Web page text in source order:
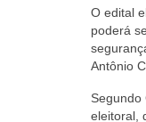
O edital
poderá
Antônio
Segundo
eleitoral,